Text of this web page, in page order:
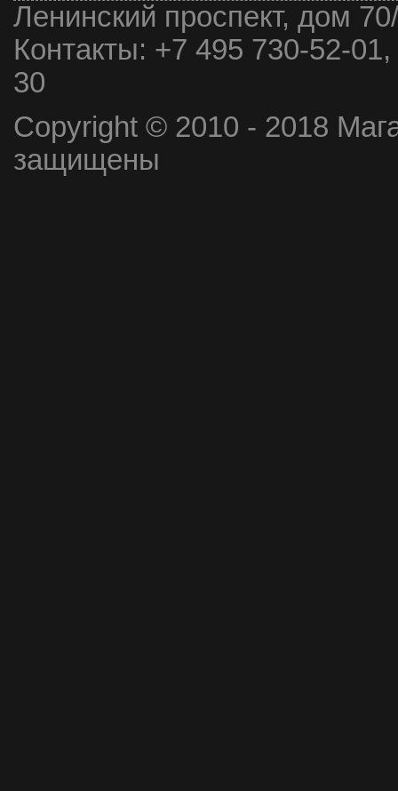
Ленинский проспект, дом
Контакты: +7 495 730-52-
30
Copyright © 2010 - 2018
защищены